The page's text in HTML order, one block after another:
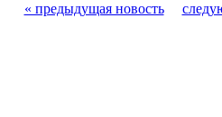
« предыдущая новость